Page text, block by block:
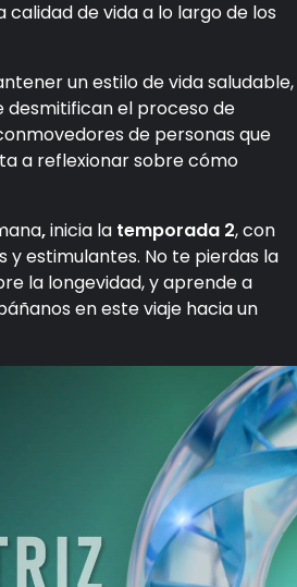
de vida a lo largo de los
un estilo de vida saludable,
desmitifican el proceso de
de personas que
a reflexionar sobre cómo
,inicia la temporada 2, con
estimulantes. No te pierdas la
la longevidad, y aprende a
en este viaje hacia un